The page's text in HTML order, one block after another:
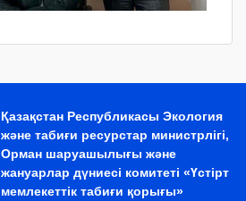
Қазақстан Республикасы Экология
және табиғи ресурстар министрлігі,
Орман шаруашылығы және
жануарлар дүниесі комитеті «Үстірт
мемлекеттік табиғи қорығы»